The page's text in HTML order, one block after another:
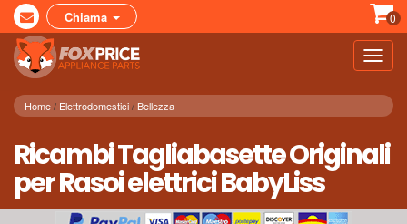
Chiama 0
Home Elettrodomestici Bellezza
Ricambi Tagliabasette Originali
per Rasoi elettrici BabyLiss